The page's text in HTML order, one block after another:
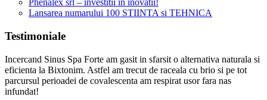
Phenalex srl – investitii in inovatii!
Lansarea numarului 100 STIINTA si TEHNICA
Testimoniale
Incercand Sinus Spa Forte am gasit in sfarsit o alternativa naturala si
eficienta la Bixtonim. Astfel am trecut de raceala cu brio si pe tot
parcursul perioadei de covalescenta am respirat usor fara nas
infundat!